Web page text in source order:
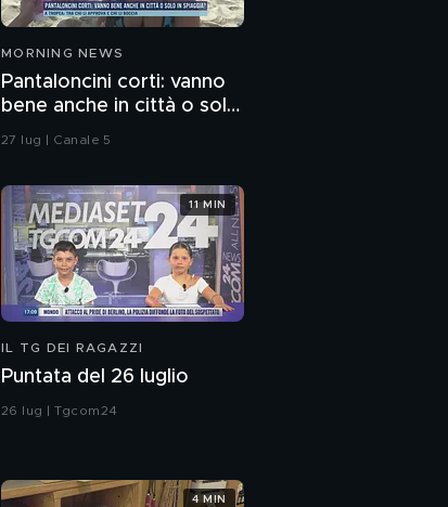
MORNING NEWS
Pantaloncini corti: vanno
bene anche in città o solo
in spiaggia?
27 lug | Canale 5
IL TG DEI RAGAZZI
Puntata del 26 luglio
26 lug | Tgcom24
11 MIN
4 MIN